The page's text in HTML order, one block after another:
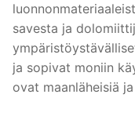
savesta ja
ja sopivat moniin
ovat maanläheisiä